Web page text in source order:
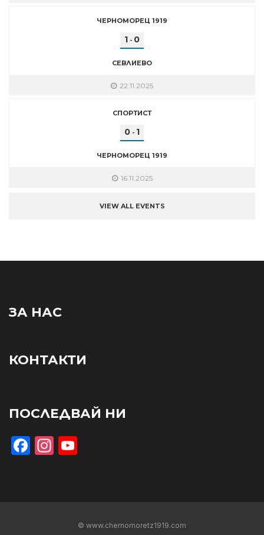
ЧЕРНОМОРЕЦ 1919
1 - 0
СЕВЛИЕВО
22.11.2025
СПОРТИСТ
0 - 1
ЧЕРНОМОРЕЦ 1919
16.11.2025
VIEW ALL EVENTS
ЗА НАС
КОНТАКТИ
ПОСЛЕДВАЙ НИ
Facebook
Instagram
© www.chernomoretz1919.com